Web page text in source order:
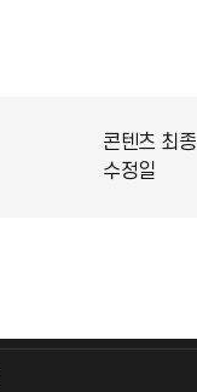
콘텐츠 최종
수정일